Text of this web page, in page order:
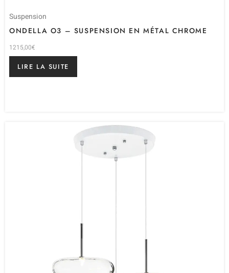
Suspension
ONDELLA O3 – SUSPENSION EN MÉTAL CHROME
1215,00€
LIRE LA SUITE